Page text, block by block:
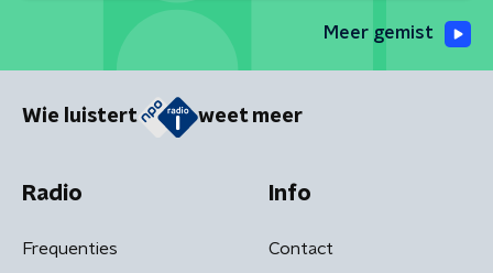
Meer gemist
Wie luistert weet meer
Radio
Frequenties
Info
Contact